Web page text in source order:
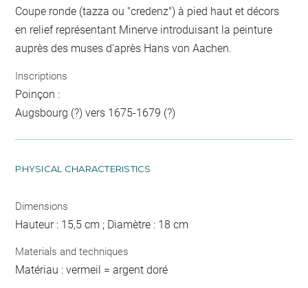
Coupe ronde (tazza ou "credenz") à pied haut et décors
en relief représentant Minerve introduisant la peinture
auprès des muses d'après Hans von Aachen.
Inscriptions
Poinçon :
Augsbourg (?) vers 1675-1679 (?)
PHYSICAL CHARACTERISTICS
Dimensions
Hauteur : 15,5 cm ; Diamètre : 18 cm
Materials and techniques
Matériau : vermeil = argent doré